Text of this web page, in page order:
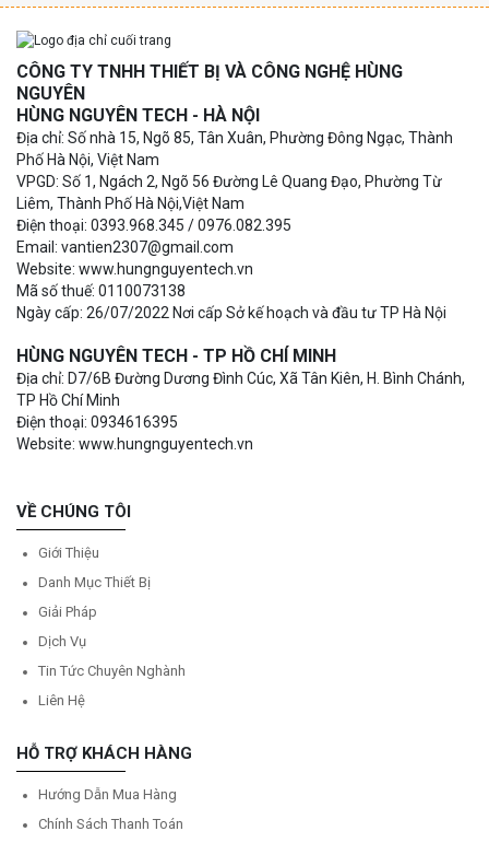
CÔNG TY TNHH THIẾT BỊ VÀ CÔNG NGHỆ HÙNG
NGUYÊN
HÙNG NGUYÊN TECH - HÀ NỘI
Địa chỉ: Số nhà 15, Ngõ 85, Tân Xuân, Phường Đông Ngạc, Thành
Phố Hà Nội, Việt Nam
VPGD: Số 1, Ngách 2, Ngõ 56 Đường Lê Quang Đạo, Phường Từ
Liêm, Thành Phố Hà Nội,Việt Nam
Điện thoại: 0393.968.345 / 0976.082.395
Email: vantien2307@gmail.com
Website: www.hungnguyentech.vn
Mã số thuế: 0110073138
Ngày cấp: 26/07/2022 Nơi cấp Sở kế hoạch và đầu tư TP Hà Nội
HÙNG NGUYÊN TECH - TP HỒ CHÍ MINH
Địa chỉ: D7/6B Đường Dương Đình Cúc, Xã Tân Kiên, H. Bình Chánh,
TP Hồ Chí Minh
Điện thoại: 0934616395
Website: www.hungnguyentech.vn
VỀ CHÚNG TÔI
Giới Thiệu
Danh Mục Thiết Bị
Giải Pháp
Dịch Vụ
Tin Tức Chuyên Nghành
Liên Hệ
HỖ TRỢ KHÁCH HÀNG
Hướng Dẫn Mua Hàng
Chính Sách Thanh Toán